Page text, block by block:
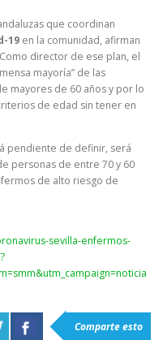
que coordinan
19 en la comunidad, afirman
director de ese plan, el
mayoría” de las
mayores de 60 años y por lo
de edad sin tener en
pendiente de definir, será
personas de entre 70 y 60
de alto riesgo de
sevilla-enfermos-
Comparte esto